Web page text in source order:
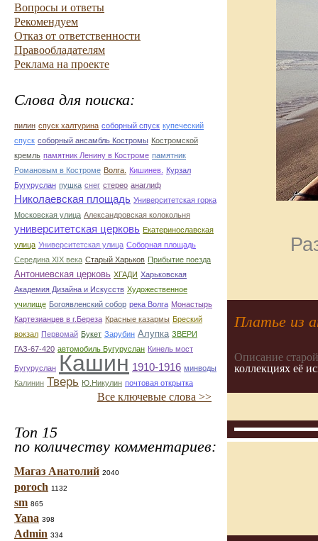
Вопросы и ответы
Рекомендуем
Отказ от ответственности
Правообладателям
Реклама на проекте
Слова для поиска:
пилин спуск халтурина соборный спуск купеческий
спуск соборный ансамбль Костромы Костромской
кремль памятник Ленину в Костроме памятник
Романовым в Костроме Волга. Кишинев.
Курзал
Бугуруслан пушка снег стерео анаглиф
Николаевская площадь Университетская горка
Московская улица Александровская колокольня
университетская церковь Екатеринославская
улица Университетская улица Соборная площадь
Середина XIX века Старый Харьков Прибытие поезда
Антониевская церковь ХГАДИ Харьковская
Академия Дизайна и Искусств Художественное
училище Богоявленский собор река Волга Монастырь
Картезианцев в г.Береза Красные казармы Бреский
вокзал Первомай Букет Зарубин Алупка ЗВЕРИ
ГАЗ-67-420 автомобиль Бугуруслан Кинель мост
Бугуруслан Кашин 1910-1916 минводы
Калинин Тверь Ю.Никулин почтовая открытка
Все ключевые слова >>
Топ 15
по количеству комментариев:
Магаз Анатолий 2040
poroch 1132
sm 865
Yana 398
Admin 334
Платье из
Описание
коллекциях её